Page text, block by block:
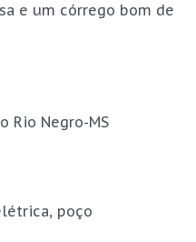
e um córrego bom de
Rio Negro-MS
poço